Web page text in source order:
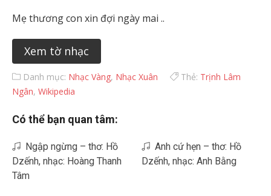
Mẹ thương con xin đợi ngày mai ..
Xem tờ nhạc
Danh mục: Nhạc Vàng, Nhạc Xuân Thẻ: Trịnh Lâm
Ngân, Wikipedia
Có thể bạn quan tâm:
Ngập ngừng – thơ: Hồ
Dzếnh, nhạc: Hoàng Thanh
Tâm
Anh cứ hẹn – thơ: Hồ
Dzếnh, nhạc: Anh Bằng